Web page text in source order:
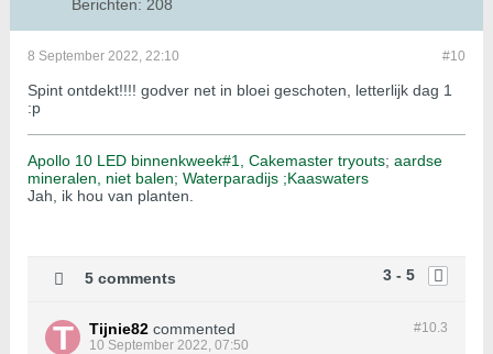
Berichten: 208
#10
8 September 2022, 22:10
Spint ontdekt!!!! godver net in bloei geschoten, letterlijk dag 1
:p
Apollo 10 LED binnenkweek#1, Cakemaster tryouts; aardse
mineralen, niet balen; Waterparadijs ;Kaaswaters
Jah, ik hou van planten.
3 - 5
5 comments
#10.3
Tijnie82 commented
10 September 2022, 07:50